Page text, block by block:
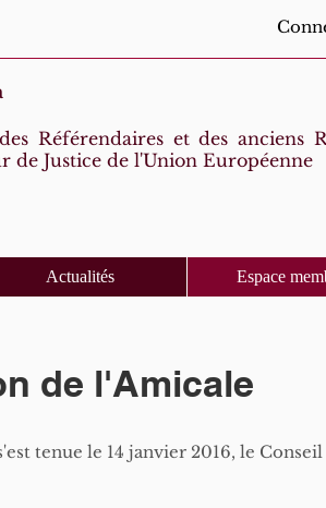
Référendaires et des anciens
de Justice de l'Union Européenne
Actualités Espace
de l'Amicale
tenue le 14 janvier 2016, le